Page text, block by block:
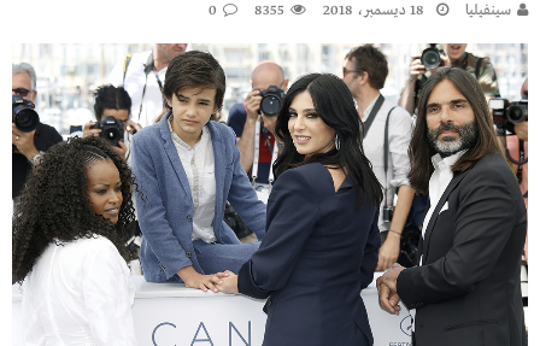
سينفيليا 18 ديسمبر، 2018 8355
0